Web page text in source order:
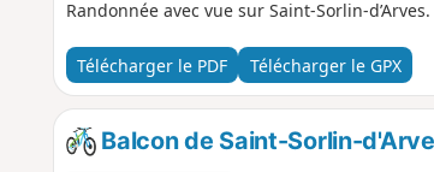
Randonnée avec vue sur Saint-Sorlin-
Télécharger le PDF Télécharger le GPX
Balcon de Saint-Sorlin-